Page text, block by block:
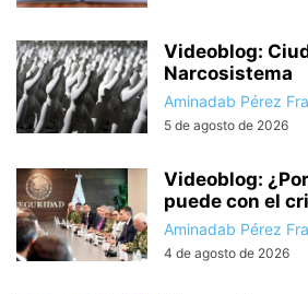
Videoblog:
Narcosistema
Aminadab Pérez
5 de agosto de 2026
Videoblog:
puede con el
Aminadab Pérez
4 de agosto de 2026